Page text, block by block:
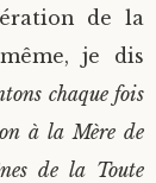
de la
je dis
chaque fois
à la Mère de
de la Toute